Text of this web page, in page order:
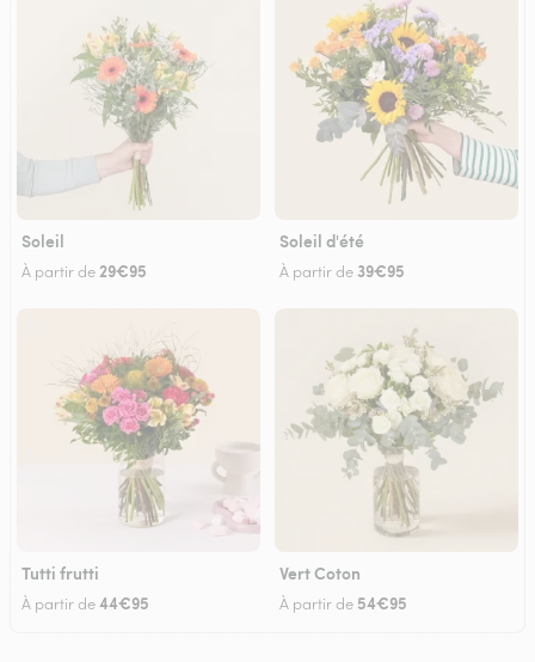
Soleil
À partir de29€95
Soleil d'été
À partir de 39€95
Tutti frutti
À partir de44€95
Vert Coton
À partir de 54€95